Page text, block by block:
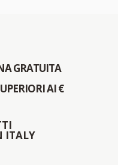
GRATUITA
AI €
ITALY